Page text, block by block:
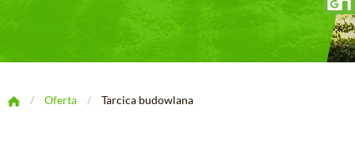
/ Oferta / Tarcica budowlana